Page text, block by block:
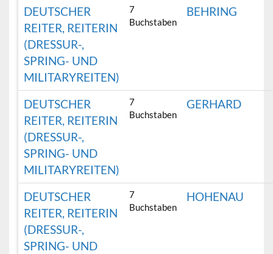
DEUTSCHER
REITER, REITERIN
(DRESSUR-,
SPRING- UND
MILITARYREITEN)
7
Buchstaben
BEHRING
DEUTSCHER
REITER, REITERIN
(DRESSUR-,
SPRING- UND
MILITARYREITEN)
7
Buchstaben
GERHARD
DEUTSCHER
REITER, REITERIN
(DRESSUR-,
SPRING- UND
7
Buchstaben
HOHENAU